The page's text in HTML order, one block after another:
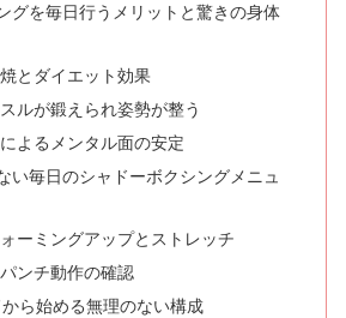
グを毎日行うメリットと驚きの身体
とダイエット効果
ルが鍛えられ姿勢が整う
よるメンタル面の安定
い毎日のシャドーボクシングメニュ
ーミングアップとストレッチ
ンチ動作の確認
ら始める無理のない構成